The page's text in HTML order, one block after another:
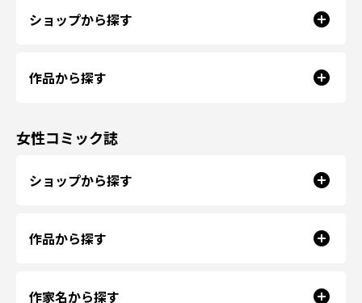
ショップから探す
作品から探す
女性コミック誌
ショップから探す
作品から探す
作家名から探す